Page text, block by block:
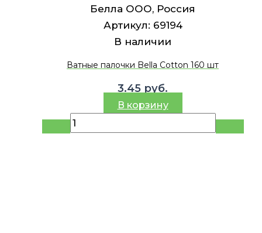
Белла ООО, Россия
Артикул: 69194
В наличии
Ватные палочки Bella Cotton 160 шт
3.45 руб.
В корзину